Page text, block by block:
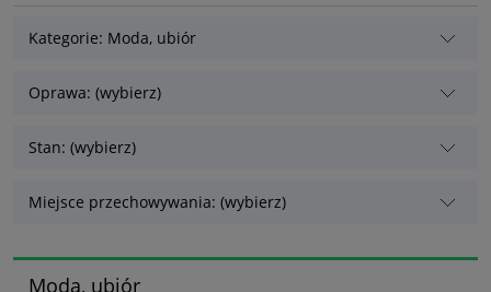
Kategorie: Moda, ubiór
Oprawa: (wybierz)
Stan: (wybierz)
Miejsce przechowywania: (wybierz)
Moda, ubiór